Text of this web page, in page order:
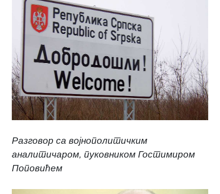
Разговор са војнополитичким
аналитичаром, пуковником Гостимиром
Поповићем